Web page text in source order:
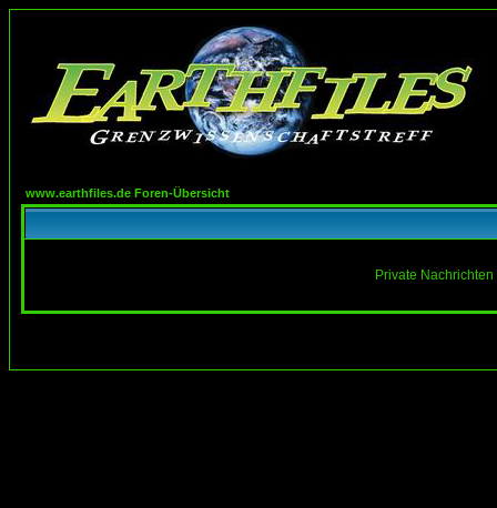
www.earthfiles.de Foren-Übersicht
Private